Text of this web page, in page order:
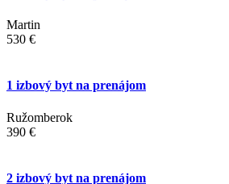
Martin
530 €
1 izbový byt na prenájom
Ružomberok
390 €
2 izbový byt na prenájom